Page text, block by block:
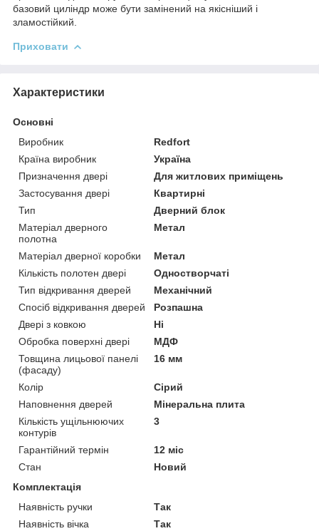
базовий циліндр може бути замінений на якісніший і
зламостійкий.
Приховати
Характеристики
Основні
Виробник
Redfort
Країна виробник
Україна
Призначення двері
Для житлових приміщень
Застосування двері
Квартирні
Тип
Дверний блок
Матеріал дверного
полотна
Метал
Матеріал дверної коробки
Метал
Кількість полотен двері
Одностворчаті
Тип відкривання дверей
Механічний
Спосіб відкривання дверей
Розпашна
Двері з ковкою
Ні
Обробка поверхні двері
МДФ
Товщина лицьової панелі
(фасаду)
16 мм
Колір
Сірий
Наповнення дверей
Мінеральна плита
Кількість ущільнюючих
контурів
3
Гарантійний термін
12 міс
Стан
Новий
Комплектація
Наявність ручки
Так
Наявність вічка
Так